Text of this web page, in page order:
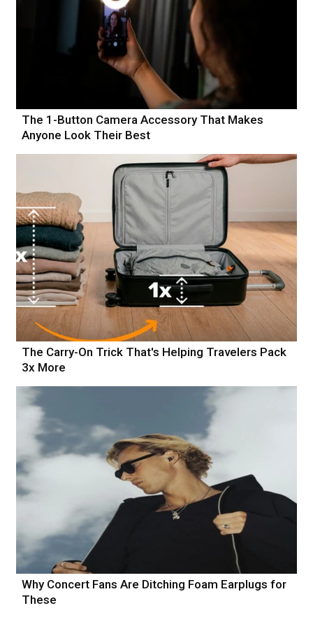
The 1-Button Camera Accessory That Makes
Anyone Look Their Best
The Carry-On Trick That's Helping Travelers Pack
3x More
Why Concert Fans Are Ditching Foam Earplugs for
These